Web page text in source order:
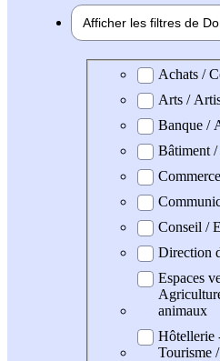
Afficher les filtres de
Domaine Achats /
Arts /
Banque /
Bâtiment
Conseil /
Direction
Espaces
animaux
Hôtellerie
Tourisme